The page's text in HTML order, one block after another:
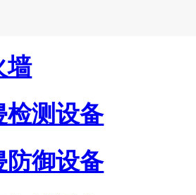
墙
检测设备
防御设备